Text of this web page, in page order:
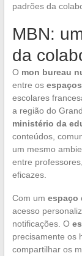
padrões da
MBN:
da
O mon bureau
entre os
escolares
a região do
ministério da
conteúdos,
um mesmo
entre
eficazes.
Com um espaço
acesso
notificações. O
precisamente os
compartilhar os